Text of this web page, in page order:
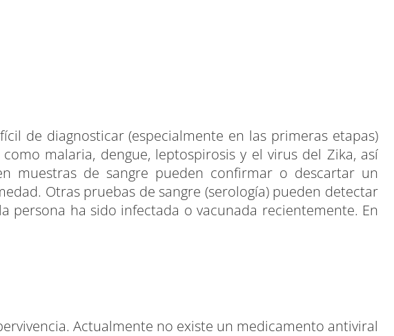
de diagnosticar (especialmente en las primeras etapas)
malaria, dengue, leptospirosis y el virus del Zika, así
muestras de sangre pueden confirmar o descartar un
Otras pruebas de sangre (serología) pueden detectar
ha sido infectada o vacunada recientemente. En
Actualmente no existe un medicamento antiviral